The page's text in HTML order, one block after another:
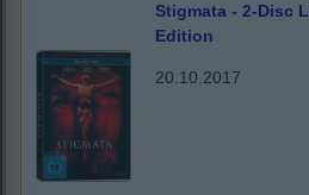
Stigmata - 2-Disc
Edition
20.10.2017